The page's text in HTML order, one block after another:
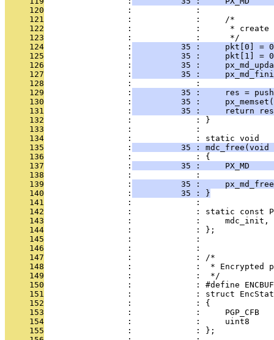
     120
                 :             :
     121
                 :             :     /*
     122
:             :      * create
     123
                 :             :      */
     124
                 :
35 :     pkt[0] =
     125
                 :
35 :     pkt[1] =
     126
                 :
35 :
     127
                 :
35 :
     128
                 :             :
     129
                 :
35 :     res =
     130
                 :
35 :
     131
                 :
35 :     return
     132
                 :             : }
     133
                 :             :
     134
                 :             : static void
     135
                 :
35 : mdc_free(void
     136
                 :             : {
     137
                 :
35 :     PX_MD
     138
                 :             :
     139
                 :
35 :
     140
                 :
          35 : }
     141
                 :             :
     142
:             : static const
     143
:             :
     144
                 :             : };
     145
                 :             :
     146
                 :             :
     147
                 :             : /*
     148
:             :  * Encrypted
     149
                 :             :  */
     150
:             : #define
     151
                 :             : struct EncStat
     152
                 :             : {
     153
:             :     PGP_CFB
     154
:             :     uint8
     155
                 :             : };